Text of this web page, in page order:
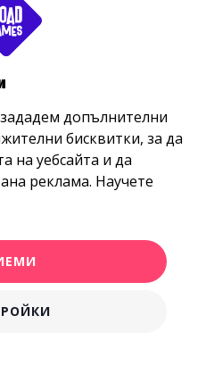
допълнителни
бисквитки, за да
на уебсайта и да
реклама. Научете